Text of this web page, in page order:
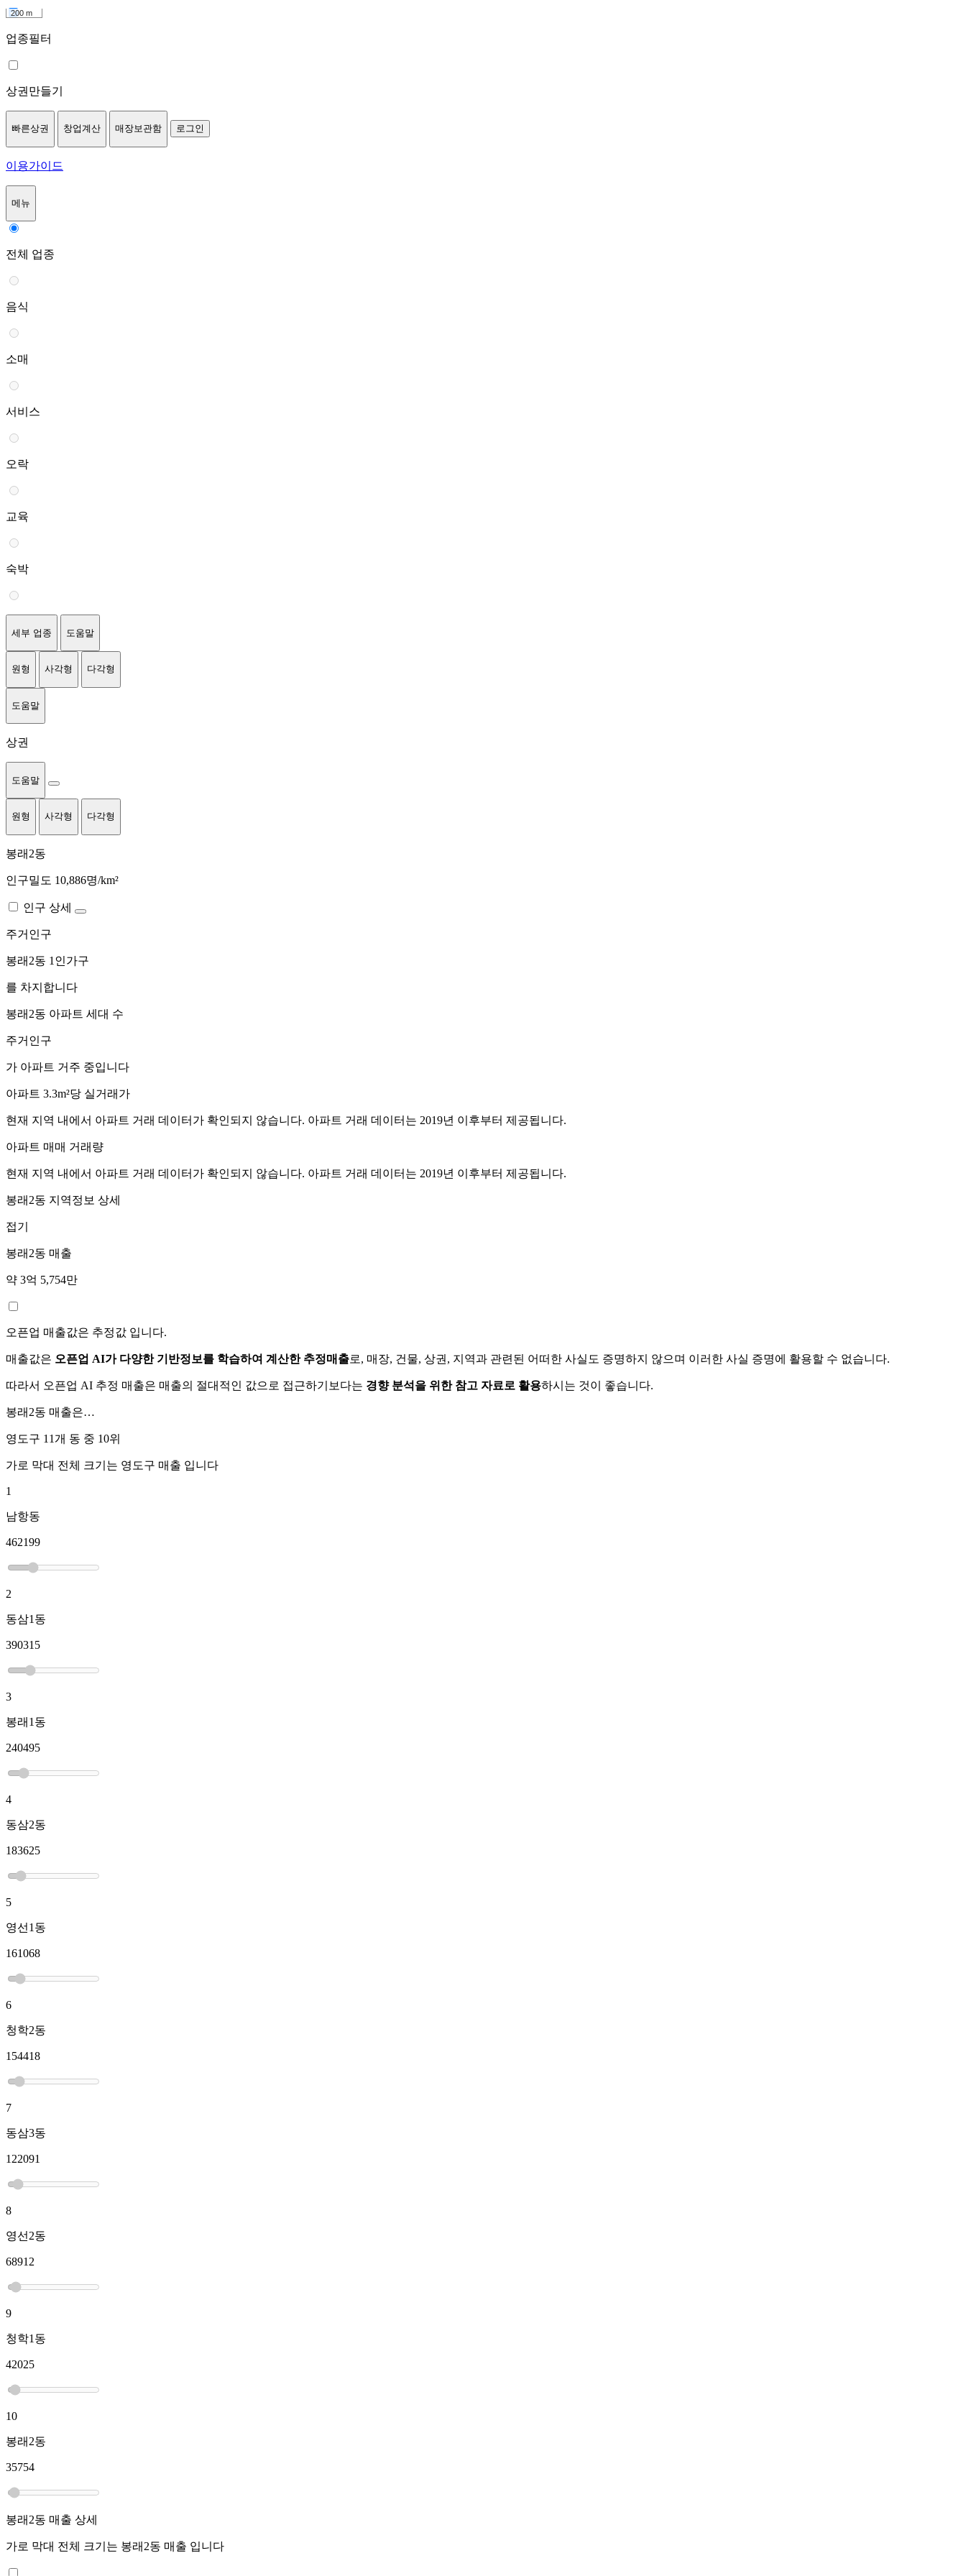
200 m
업종필터
상권만들기
빠른상권 창업계산 매장보관함 로그인
이용가이드
메뉴
전체 업종
음식
소매
서비스
오락
교육
숙박
세부 업종 도움말
원형 사각형 다각형
도움말
상권
도움말
원형 사각형 다각형
봉래2동
인구밀도 10,886명/km²
인구 상세
주거인구
봉래2동 1인가구
를 차지합니다
봉래2동 아파트 세대 수
주거인구
가 아파트 거주 중입니다
아파트 3.3m²당 실거래가
현재 지역 내에서 아파트 거래 데이터가 확인되지 않습니다. 아파트 거래 데이터는 2019년 이후부터 제공됩니다.
아파트 매매 거래량
현재 지역 내에서 아파트 거래 데이터가 확인되지 않습니다. 아파트 거래 데이터는 2019년 이후부터 제공됩니다.
봉래2동 지역정보 상세
접기
봉래2동 매출
약 3억 5,754만
오픈업 매출값은 추정값 입니다.
매출값은 오픈업 AI가 다양한 기반정보를 학습하여 계산한 추정매출로, 매장, 건물, 상권, 지역과 관련된 어떠한 사실도 증명하지 않으며 이러한 사실 증명에 활용할 수 없습니다.
따라서 오픈업 AI 추정 매출은 매출의 절대적인 값으로 접근하기보다는 경향 분석을 위한 참고 자료로 활용하시는 것이 좋습니다.
봉래2동 매출은…
영도구 11개 동 중 10위
가로 막대 전체 크기는 영도구 매출 입니다
1
남항동
462199
2
동삼1동
390315
3
봉래1동
240495
4
동삼2동
183625
5
영선1동
161068
6
청학2동
154418
7
동삼3동
122091
8
영선2동
68912
9
청학1동
42025
10
봉래2동
35754
봉래2동 매출 상세
가로 막대 전체 크기는 봉래2동 매출 입니다